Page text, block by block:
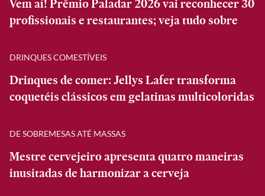
Vem aí! Prêmio Paladar 2026 vai reconhecer 30
profissionais e restaurantes; veja tudo sobre
DRINQUES COMESTÍVEIS
Drinques de comer: Jellys Lafer transforma
coquetéis clássicos em gelatinas multicoloridas
DE SOBREMESAS ATÉ MASSAS
Mestre cervejeiro apresenta quatro maneiras
inusitadas de harmonizar a cerveja